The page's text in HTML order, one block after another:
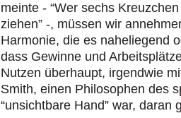
meinte - “Wer sechs
ziehen” -, müssen wir
Harmonie, die es naheliegend
dass Gewinne und
Nutzen überhaupt, irgendwie
Smith, einen Philosophen des
“unsichtbare Hand” war,